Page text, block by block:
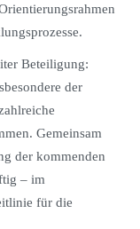
Beteiligung:
der
Gemeinsam
der kommenden
– im
für die